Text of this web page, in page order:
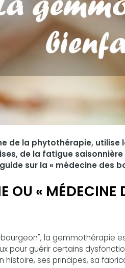
de la phytothérapie,
de la fatigue
sur la « médecine des
OU « MÉDECINE
la gemmothérapie
pour guérir certains
ses principes, sa